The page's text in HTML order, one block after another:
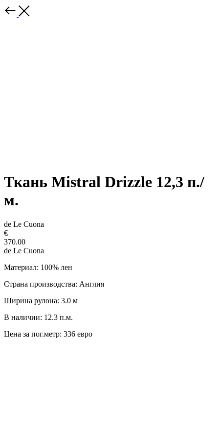
Ткань Mistral Drizzle 12,3 п./
м.
de Le Cuona
€
370.00
de Le Cuona
Материал: 100% лен
Страна производства: Англия
Ширина рулона: 3.0 м
В наличии: 12.3 п.м.
Цена за пог.метр: 336 евро